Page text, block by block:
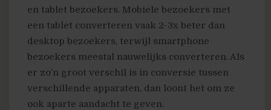
en tablet bezoekers. Mobiele bezoekers met
een tablet converteren vaak 2-3x beter dan
desktop bezoekers, terwijl smartphone
bezoekers meestal nauwelijks converteren. Als
er zo’n groot verschil is in conversie tussen
verschillende apparaten, dan loont het om ze
ook aparte aandacht te geven.